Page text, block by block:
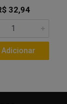
32,94
Adicionar